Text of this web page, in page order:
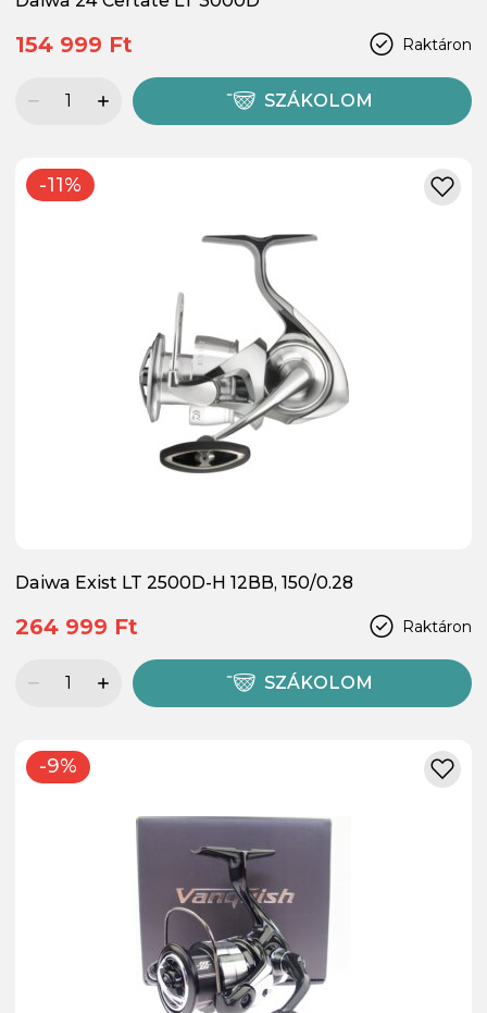
Raktáron
154 999 Ft
SZÁKOLOM
-11%
Daiwa Exist LT 2500D-H 12BB, 150/0.28
Raktáron
264 999 Ft
SZÁKOLOM
-9%